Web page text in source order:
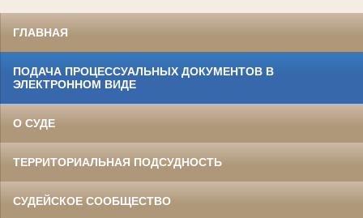
ГЛАВНАЯ
ПОДАЧА ПРОЦЕССУАЛЬНЫХ ДОКУМЕНТОВ В
ЭЛЕКТРОННОМ ВИДЕ
О СУДЕ
ТЕРРИТОРИАЛЬНАЯ ПОДСУДНОСТЬ
СУДЕЙСКОЕ СООБЩЕСТВО